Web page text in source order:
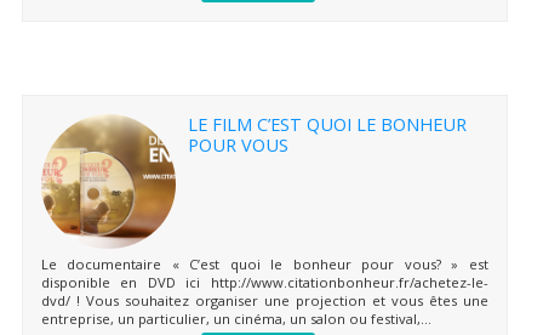
LE FILM C’EST QUOI LE BONHEUR
POUR VOUS
Le documentaire « C’est quoi le bonheur pour vous? » est
disponible en DVD ici http://www.citationbonheur.fr/achetez-le-
dvd/ ! Vous souhaitez organiser une projection et vous êtes une
entreprise, un particulier, un cinéma, un salon ou festival,...